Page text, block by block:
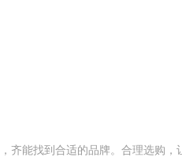
齐能找到合适的品牌。合理选购，